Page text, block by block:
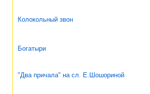
Колокольный звон
Богатыри
"Два причала" на сл. Е.Шошориной